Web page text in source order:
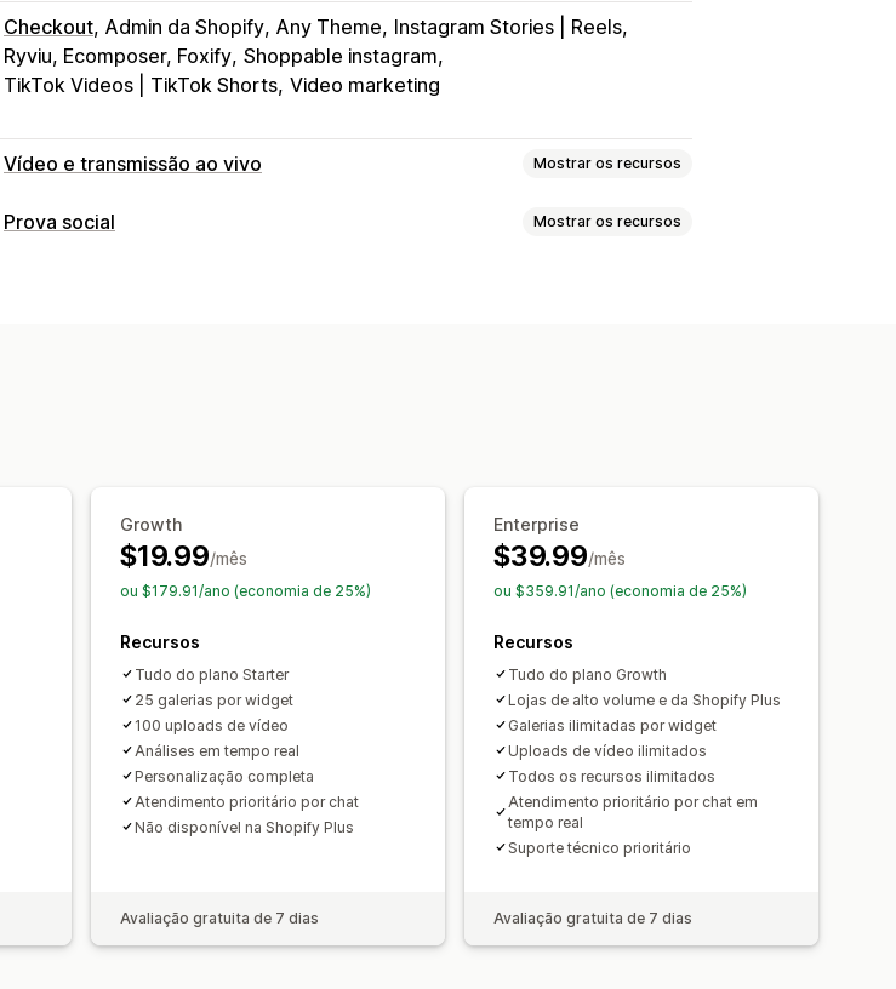
Checkout Admin da Shopify Any Theme Instagram Stories | Reels
Ryviu, Ecomposer, Foxify Shoppable instagram
TikTok Videos | TikTok Shorts Video marketing
Vídeo e transmissão ao vivo Mostrar os recursos
Gestão de vídeos
Prova social Mostrar os recursos
Acompanhamento de engajamento
Acompanhamento de conversões
Growth
$19.99/mês
ou $179.91/ano (economia de 25%)
Recursos
Tudo do plano Starter
25 galerias por widget
100 uploads de vídeo
Análises em tempo real
Personalização completa
Atendimento prioritário por chat
Não disponível na Shopify Plus
Avaliação gratuita de 7 dias
Enterprise
$39.99/mês
ou $359.91/ano (economia de 25%)
Recursos
Tudo do plano Growth
Lojas de alto volume e da Shopify Plus
Galerias ilimitadas por widget
Uploads de vídeo ilimitados
Todos os recursos ilimitados
Atendimento prioritário por chat em
tempo real
Suporte técnico prioritário
Avaliação gratuita de 7 dias